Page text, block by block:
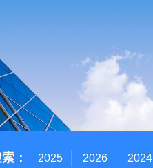
： 2025 2026 2024